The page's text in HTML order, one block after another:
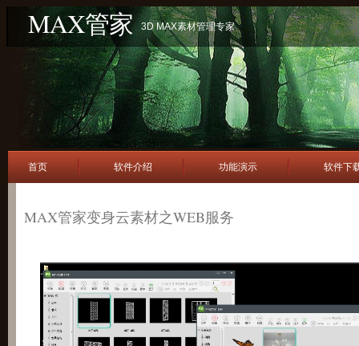
MAX管家 3D MAX素材管理专家
首页 软件介绍 功能演示 软件下
MAX管家变身云素材之WEB服务